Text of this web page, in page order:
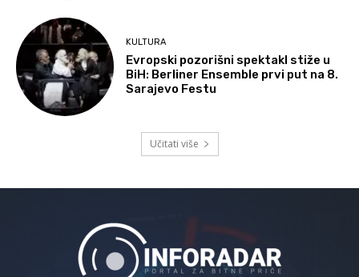
KULTURA
Evropski pozorišni spektakl stiže u
BiH: Berliner Ensemble prvi put na 8.
Sarajevo Festu
Učitati više